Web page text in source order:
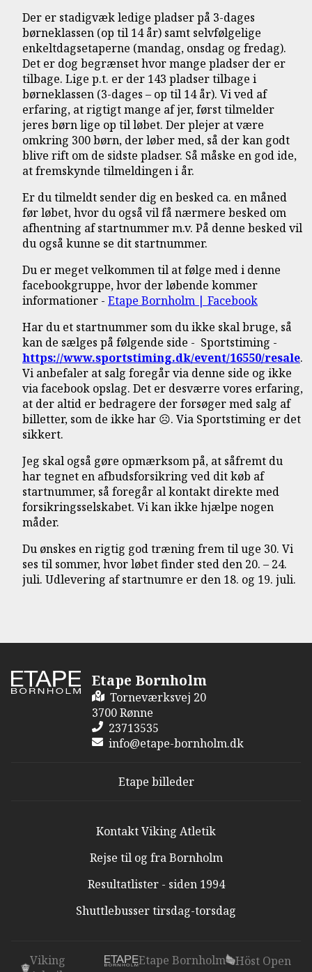
Der er stadigvæk ledige pladser på 3-dages
børneklassen (op til 14 år) samt selvfølgelige
enkeltdagsetaperne (mandag, onsdag og fredag).
Det er dog begrænset hvor mange pladser der er
tilbage. Lige p.t. er der 143 pladser tilbage i
børneklassen (3-dages – op til 14 år). Vi ved af
erfaring, at rigtigt mange af jer, først tilmelder
jeres børn lige op til løbet. Der plejer at være
omkring 300 børn, der løber med, så der kan godt
blive rift om de sidste pladser. Så måske en god ide,
at fremskynde tilmeldingen i år.
Er du tilmeldt sender dig en besked ca. en måned
før løbet, hvor du også vil få nærmere besked om
afhentning af startnummer m.v. På denne besked vil
du også kunne se dit startnummer.
Du er meget velkommen til at følge med i denne
facebookgruppe, hvor der løbende kommer
informationer - Etape Bornholm | Facebook
Har du et startnummer som du ikke skal bruge, så
kan de sælges på følgende side - Sportstiming -
https://www.sportstiming.dk/event/16550/resale.
Vi anbefaler at salg foregår via denne side og ikke
via facebook opslag. Det er desværre vores erfaring,
at der altid er bedragere der forsøger med salg af
billetter, som de ikke har ☹. Via Sportstiming er det
sikkert.
Jeg skal også gøre opmærksom på, at såfremt du
har tegnet en afbudsforsikring ved dit køb af
startnummer, så foregår al kontakt direkte med
forsikringsselskabet. Vi kan ikke hjælpe nogen
måder.
Du ønskes en rigtig god træning frem til uge 30. Vi
ses til sommer, hvor løbet finder sted den 20. – 24.
juli. Udlevering af startnumre er den 18. og 19. juli.
Etape Bornholm
Torneværksvej 20
3700 Rønne
23713535
info@etape-bornholm.dk
Etape billeder
Kontakt Viking Atletik
Rejse til og fra Bornholm
Resultatlister - siden 1994
Shuttlebusser tirsdag-torsdag
Viking
Etape Bornholm Höst Open